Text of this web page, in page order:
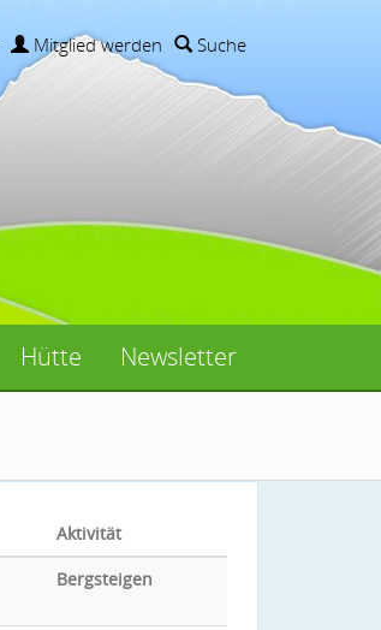
Mitglied werden
Suche
Hütte Newsletter
Aktivität
Bergsteigen